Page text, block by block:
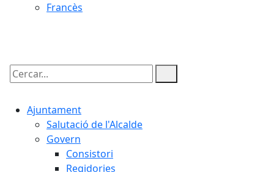
Francès
Cercar:
Ajuntament
Salutació de l'Alcalde
Govern
Consistori
Regidories